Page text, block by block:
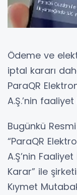
Ödeme ve
iptal kararı
ParaQR
A.Ş.’nin
Bugünkü
“ParaQR
A.Ş’nin
Karar” ile
Kıymet